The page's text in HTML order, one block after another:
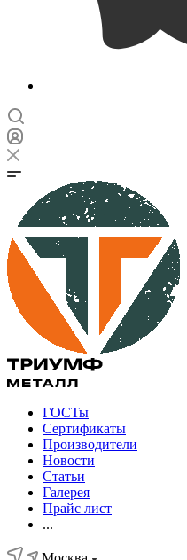
ГОСТы
Сертификаты
Производители
Новости
Статьи
Галерея
Прайс лист
...